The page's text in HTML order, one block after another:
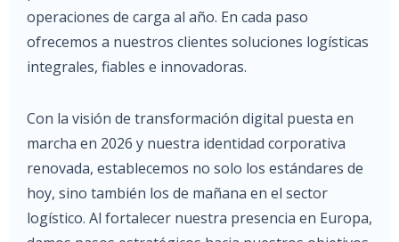
operaciones de carga al año. En cada paso
ofrecemos a nuestros clientes soluciones logísticas
integrales, fiables e innovadoras.
Con la visión de transformación digital puesta en
marcha en 2026 y nuestra identidad corporativa
renovada, establecemos no solo los estándares de
hoy, sino también los de mañana en el sector
logístico. Al fortalecer nuestra presencia en Europa,